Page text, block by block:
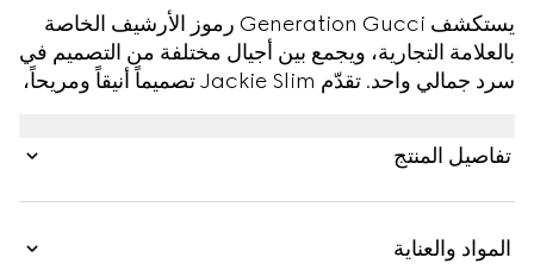
يستكشف Generation Gucci رموز الأرشيف الخاصة
بالعلامة التجارية، ويجمع بين أجيال مختلفة من التصميم في
سرد جمالي واحد. تقدّم Jackie Slim تصميماً أنيقاً ومريحاً،
صُنع هذا التصميم من جلد ناعم حُبيبي.
تفاصيل المنتج
المواد والعناية